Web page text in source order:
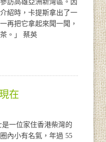
訪高雄亞洲新灣區。因
紹時，卡提斯拿出了一
再把它拿起來聞一聞，
。」 蔡英
在
一位家住香港柴灣的
內小有名氣，年過 55